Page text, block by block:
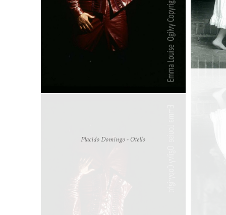
Placido Domingo - Otello